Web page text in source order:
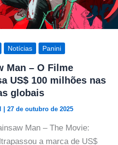
Notícias Panini
Man – O Filme
US$ 100 milhões nas
globais
27 de outubro de 2025
Man – The Movie:
a marca de US$